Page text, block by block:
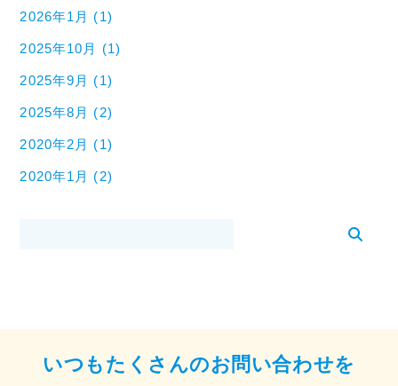
2026年1月 (1)
2025年10月 (1)
2025年9月 (1)
2025年8月 (2)
2020年2月 (1)
2020年1月 (2)
いつもたくさんのお問い合わせを